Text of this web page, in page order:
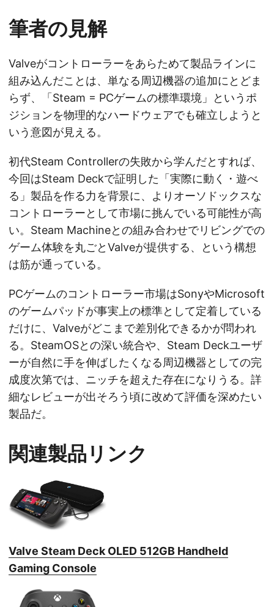
筆者の見解
Valveがコントローラーをあらためて製品ラインに
組み込んだことは、単なる周辺機器の追加にとどま
らず、「Steam = PCゲームの標準環境」というポ
ジションを物理的なハードウェアでも確立しようと
いう意図が見える。
初代Steam Controllerの失敗から学んだとすれば、
今回はSteam Deckで証明した「実際に動く・遊べ
る」製品を作る力を背景に、よりオーソドックスな
コントローラーとして市場に挑んでいる可能性が高
い。Steam Machineとの組み合わせでリビングでの
ゲーム体験を丸ごとValveが提供する、という構想
は筋が通っている。
PCゲームのコントローラー市場はSonyやMicrosoft
のゲームパッドが事実上の標準として定着している
だけに、Valveがどこまで差別化できるかが問われ
る。SteamOSとの深い統合や、Steam Deckユーザ
ーが自然に手を伸ばしたくなる周辺機器としての完
成度次第では、ニッチを超えた存在になりうる。詳
細なレビューが出そろう頃に改めて評価を深めたい
製品だ。
関連製品リンク
Valve Steam Deck OLED 512GB Handheld
Gaming Console